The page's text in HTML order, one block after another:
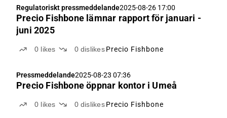
Regulatoriskt pressmeddelande2025-08-26 17:00
Precio Fishbone lämnar rapport för januari -
juni 2025
0 likes 0 dislikes Precio Fishbone
Pressmeddelande2025-08-23 07:36
Precio Fishbone öppnar kontor i Umeå
0 likes 0 dislikes Precio Fishbone